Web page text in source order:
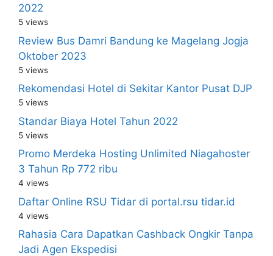
2022
5 views
Review Bus Damri Bandung ke Magelang Jogja
Oktober 2023
5 views
Rekomendasi Hotel di Sekitar Kantor Pusat DJP
5 views
Standar Biaya Hotel Tahun 2022
5 views
Promo Merdeka Hosting Unlimited Niagahoster
3 Tahun Rp 772 ribu
4 views
Daftar Online RSU Tidar di portal.rsu tidar.id
4 views
Rahasia Cara Dapatkan Cashback Ongkir Tanpa
Jadi Agen Ekspedisi